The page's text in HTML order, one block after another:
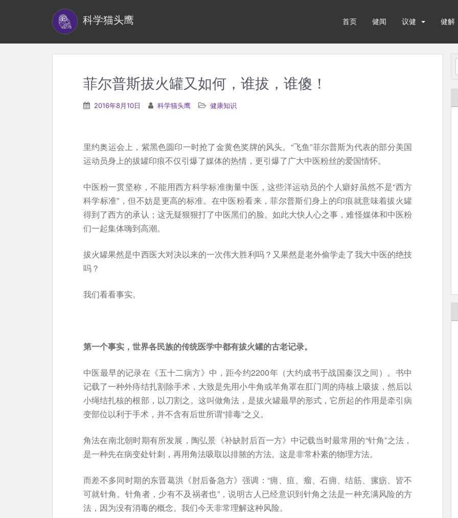
科学猫头鹰 首页 健闻 议健 健解
菲尔普斯拔火罐又如何，谁拔，谁傻！
2016年8月10日 科学猫头鹰 健康知识
里约奥运会上，紫黑色圆印一时抢了金黄色奖牌的风头。“飞鱼”菲尔普斯为代表的部分美国
运动员身上的拔罐印痕不仅引爆了媒体的热情，更引爆了广大中医粉丝的爱国情怀。
中医粉一贯坚称，不能用西方科学标准衡量中医，这些洋运动员的个人癖好虽然不是“西方
科学标准”，但不妨是更高的标准。在中医粉看来，菲尔普斯们身上的印痕就意味着拔火罐
得到了西方的承认；这无疑狠狠打了中医黑们的脸。如此大快人心之事，难怪媒体和中医粉
们一起集体嗨到高潮。
拔火罐果然是中西医大对决以来的一次伟大胜利吗？又果然是老外偷学走了我大中医的绝技
吗？
我们看看事实。
第一个事实，世界各民族的传统医学中都有拔火罐的古老记录。
中医最早的记录在《五十二病方》中，距今约2200年（大约成书于战国秦汉之间）。书中
记载了一种外痔结扎割除手术，大致是先用小牛角或羊角罩在肛门周的痔核上吸拔，然后以
小绳结扎核的根部，以刀割之。这叫做角法，是拔火罐最早的形式，它所起的作用是牵引病
变部位以利于手术，并不含有后世所谓“排毒”之义。
角法在南北朝时期有所发展，陶弘景《补缺肘后百一方》中记载当时最常用的“针角”之法，
是一种先在病变处针刺，再用角法吸取以排脓的方法。这是非常朴素的物理方法。
而差不多同时期的东晋葛洪《肘后备急方》强调：“痈、疽、瘤、石痈、结筋、瘰疬、皆不
可就针角。针角者，少有不及祸者也”，说明古人已经意识到针角之法是一种充满风险的方
法，因为没有消毒的概念。我们今天非常理解这种风险。